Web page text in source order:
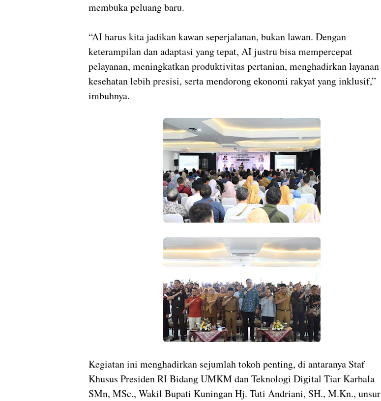
membuka peluang baru.
“AI harus kita jadikan kawan seperjalanan, bukan lawan. Dengan
keterampilan dan adaptasi yang tepat, AI justru bisa mempercepat
pelayanan, meningkatkan produktivitas pertanian, menghadirkan layanan
kesehatan lebih presisi, serta mendorong ekonomi rakyat yang inklusif,”
imbuhnya.
Kegiatan ini menghadirkan sejumlah tokoh penting, di antaranya Staf
Khusus Presiden RI Bidang UMKM dan Teknologi Digital Tiar Karbala
SMn, MSc., Wakil Bupati Kuningan Hj. Tuti Andriani, SH., M.Kn., unsur